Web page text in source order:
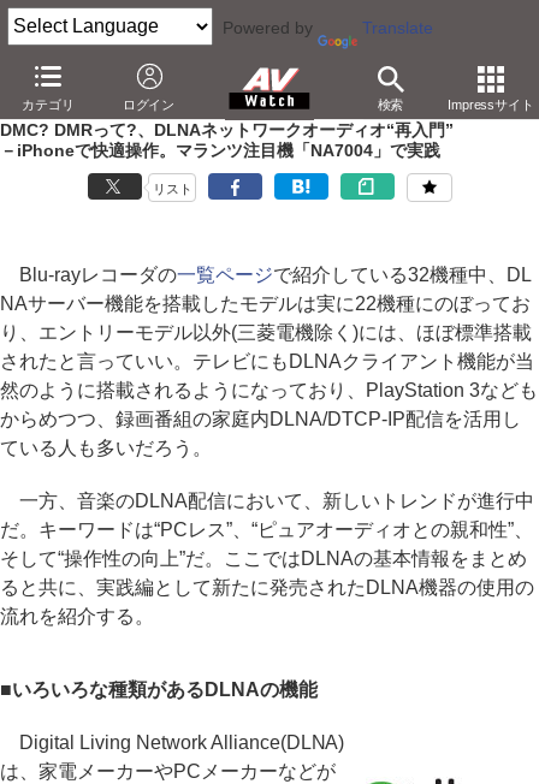
Powered by Translate
カテゴリ ログイン 検索 Impressサイト
AV Watch 製品
ネットワークプレーヤー
DMC? DMRって?、DLNAネットワークオーディオ“再入門”
－iPhoneで快適操作。マランツ注目機「NA7004」で実践
リスト
Blu-rayレコーダの一覧ページで紹介している32機種中、DL
NAサーバー機能を搭載したモデルは実に22機種にのぼってお
り、エントリーモデル以外(三菱電機除く)には、ほぼ標準搭載
されたと言っていい。テレビにもDLNAクライアント機能が当
然のように搭載されるようになっており、PlayStation 3なども
からめつつ、録画番組の家庭内DLNA/DTCP-IP配信を活用し
ている人も多いだろう。
一方、音楽のDLNA配信において、新しいトレンドが進行中
だ。キーワードは“PCレス”、“ピュアオーディオとの親和性”、
そして“操作性の向上”だ。ここではDLNAの基本情報をまとめ
ると共に、実践編として新たに発売されたDLNA機器の使用の
流れを紹介する。
■いろいろな種類があるDLNAの機能
Digital Living Network Alliance(DLNA)
は、家電メーカーやPCメーカーなどが